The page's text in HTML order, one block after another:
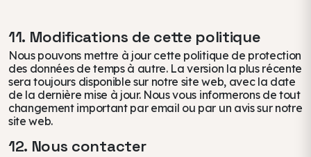
11. Modifications de cette politique
Nous pouvons mettre à jour cette politique de protection
des données de temps à autre. La version la plus récente
sera toujours disponible sur notre site web, avec la date
de la dernière mise à jour. Nous vous informerons de tout
changement important par email ou par un avis sur notre
site web.
12. Nous contacter